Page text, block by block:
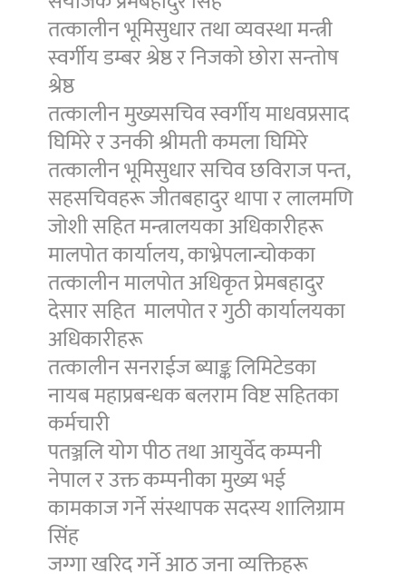
तत्कालीन भूमिसुधार तथा व्यवस्था मन्त्री
स्वर्गीय डम्बर श्रेष्ठ र निजको छोरा सन्तोष
श्रेष्ठ
तत्कालीन मुख्यसचिव स्वर्गीय माधवप्रसाद
घिमिरे र उनकी श्रीमती कमला घिमिरे
तत्कालीन भूमिसुधार सचिव छविराज पन्त,
सहसचिवहरू जीतबहादुर थापा र लालमणि
जोशी सहित मन्त्रालयका अधिकारीहरू
मालपोत कार्यालय, काभ्रेपलान्चोकका
तत्कालीन मालपोत अधिकृत प्रेमबहादुर
देसार सहित मालपोत र गुठी कार्यालयका
अधिकारीहरू
तत्कालीन सनराईज ब्याङ्क लिमिटेडका
नायब महाप्रबन्धक बलराम विष्ट सहितका
कर्मचारी
पतञ्जलि योग पीठ तथा आयुर्वेद कम्पनी
नेपाल र उक्त कम्पनीका मुख्य भई
कामकाज गर्ने संस्थापक सदस्य शालिग्राम
सिंह
जग्गा खरिद गर्ने आठ जना व्यक्तिहरू